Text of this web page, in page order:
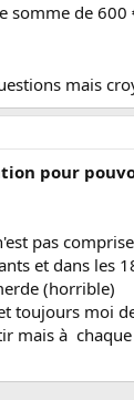
somme de
mais
pour
pas
et dans les
(horrible)
toujours moi
mais à